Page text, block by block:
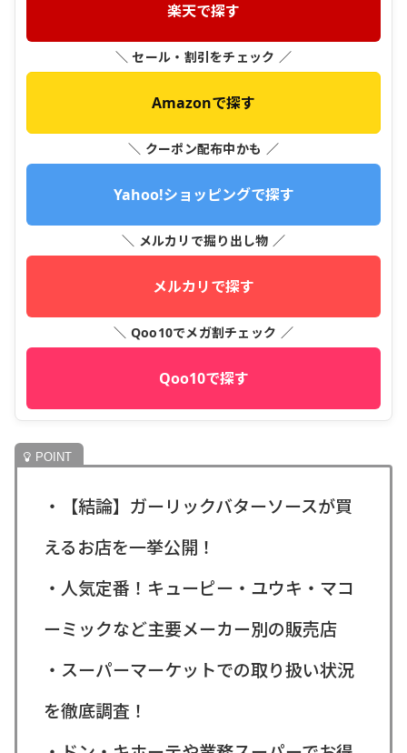
楽天で探す
＼ セール・割引をチェック ／
Amazonで探す
＼ クーポン配布中かも ／
Yahoo!ショッピングで探す
＼ メルカリで掘り出し物 ／
メルカリで探す
＼ Qoo10でメガ割チェック ／
Qoo10で探す
・【結論】ガーリックバターソースが買
えるお店を一挙公開！
・人気定番！キューピー・ユウキ・マコ
ーミックなど主要メーカー別の販売店
・スーパーマーケットでの取り扱い状況
を徹底調査！